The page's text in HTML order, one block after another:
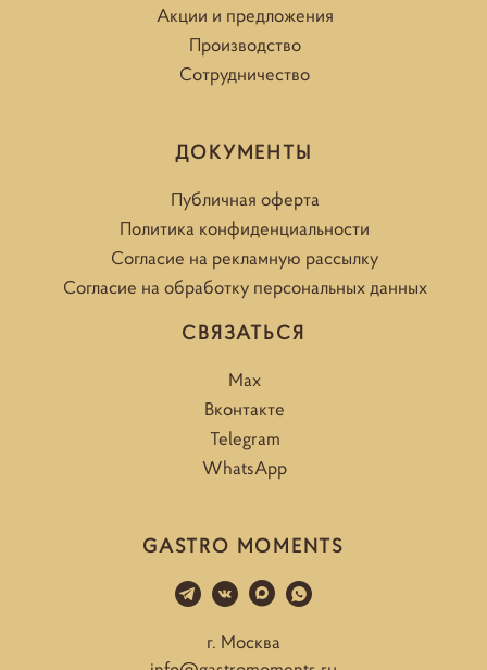
Акции и предложения
Производство
Сотрудничество
ДОКУМЕНТЫ
Публичная оферта
Политика конфиденциальности
Согласие на рекламную рассылку
Согласие на обработку персональных данных
СВЯЗАТЬСЯ
Max
Вконтакте
Telegram
WhatsApp
GASTRO MOMENTS
г. Москва